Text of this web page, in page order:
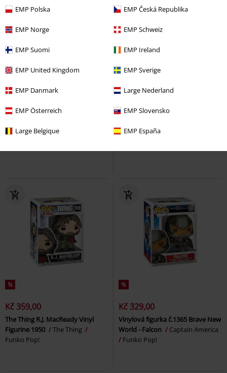
EMP Polska EMP Česká Republika
EMP Norge EMP Schweiz
EMP Suomi EMP Ireland
EMP United Kingdom EMP Sverige
EMP Danmark Large Nederland
EMP Österreich EMP Slovensko
Large Belgique EMP España
%
Kč 359,00
Vinylová figurka č.2245 Iharu
Furuhashi
Kaiju No. 8
%
Kč 759,00
Figurka SFC Shippuden - Pain
Naruto
%
Kč 359,00
The Thing R.J. MacReady Vinyl
Figurine 1950
The Thing
Funko Pop!
%
Kč 329,00
Vinylová figurka č.1365 Brave New
World - Falcon
Captain America
Funko Pop!